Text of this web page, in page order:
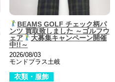
BEAMS GOLF チェック柄パ
ンツ 買取致しました ～ゴルフウ
ェア
大募集キャンペーン開催
中!!～
2026/08/03
モンドプラス土岐
衣類・服飾